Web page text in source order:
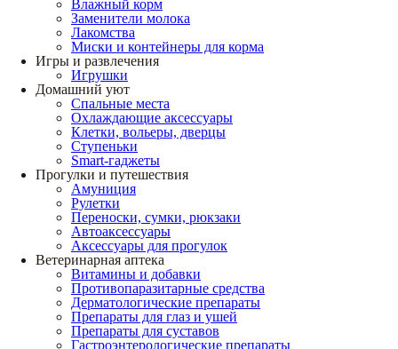
Влажный корм
Заменители молока
Лакомства
Миски и контейнеры для корма
Игры и развлечения
Игрушки
Домашний уют
Спальные места
Охлаждающие аксессуары
Клетки, вольеры, дверцы
Ступеньки
Smart-гаджеты
Прогулки и путешествия
Амуниция
Рулетки
Переноски, сумки, рюкзаки
Автоаксессуары
Аксессуары для прогулок
Ветеринарная аптека
Витамины и добавки
Противопаразитарные средства
Дерматологические препараты
Препараты для глаз и ушей
Препараты для суставов
Гастроэнтерологические препараты